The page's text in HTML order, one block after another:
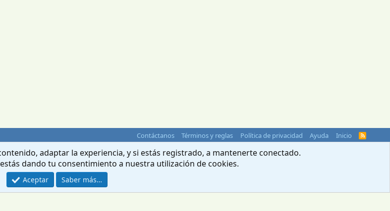
Contáctanos Términos y reglas Política de privacidad Ayuda Inicio
R
S
adaptar la experiencia, y si estás registrado, a mantenerte conectado.
dando tu consentimiento a nuestra utilización de cookies.
Aceptar Saber más…